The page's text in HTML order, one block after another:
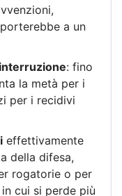
a un
: fino
la metà per i
per i recidivi
effettivamente
della difesa,
rogatorie o per
cui si perde più